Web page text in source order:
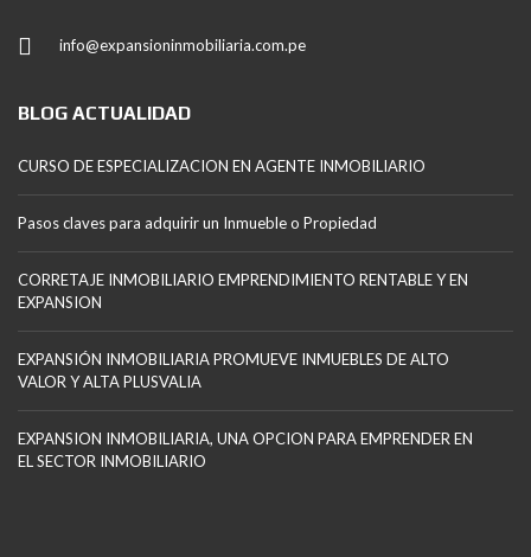
info@expansioninmobiliaria.com.pe
BLOG ACTUALIDAD
CURSO DE ESPECIALIZACION EN AGENTE INMOBILIARIO
Pasos claves para adquirir un Inmueble o Propiedad
CORRETAJE INMOBILIARIO EMPRENDIMIENTO RENTABLE Y EN
EXPANSION
EXPANSIÓN INMOBILIARIA PROMUEVE INMUEBLES DE ALTO
VALOR Y ALTA PLUSVALIA
EXPANSION INMOBILIARIA, UNA OPCION PARA EMPRENDER EN
EL SECTOR INMOBILIARIO